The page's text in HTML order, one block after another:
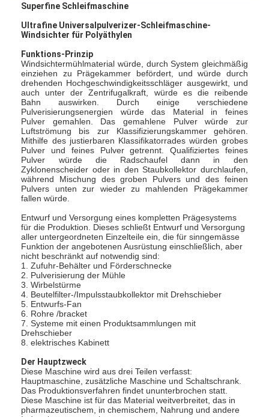
Superfine Schleifmaschine
Ultrafine Universalpulverizer-Schleifmaschine-
Windsichter für Polyäthylen
Funktions-Prinzip
Windsichtermühlmaterial würde, durch System gleichmäßig
einziehen zu Prägekammer befördert, und würde durch
drehenden Hochgeschwindigkeitsschläger ausgewirkt, und
auch unter der Zentrifugalkraft, würde es die reibende
Bahn auswirken. Durch einige verschiedene
Pulverisierungsenergien würde das Material in feines
Pulver gemahlen. Das gemahlene Pulver würde zur
Luftströmung bis zur Klassifizierungskammer gehören.
Mithilfe des justierbaren Klassifikatorrades würden grobes
Pulver und feines Pulver getrennt. Qualifiziertes feines
Pulver würde die Radschaufel dann in den
Zyklonenscheider oder in den Staubkollektor durchlaufen,
während Mischung des groben Pulvers und des feinen
Pulvers unten zur wieder zu mahlenden Prägekammer
fallen würde.
Entwurf und Versorgung eines kompletten Prägesystems
für die Produktion. Dieses schließt Entwurf und Versorgung
aller untergeordneten Einzelteile ein, die für sinngemässe
Funktion der angebotenen Ausrüstung einschließlich, aber
nicht beschränkt auf notwendig sind:
1. Zufuhr-Behälter und Förderschnecke
2. Pulverisierung der Mühle
3. Wirbelstürme
4. Beutelfilter-/Impulsstaubkollektor mit Drehschieber
5. Entwurfs-Fan
6. Rohre /bracket
7. Systeme mit einen Produktsammlungen mit
Drehschieber
8. elektrisches Kabinett
Der Hauptzweck
Diese Maschine wird aus drei Teilen verfasst:
Hauptmaschine, zusätzliche Maschine und Schaltschrank.
Das Produktionsverfahren findet ununterbrochen statt.
Diese Maschine ist für das Material weitverbreitet, das in
pharmazeutischem, in chemischem, Nahrung und andere